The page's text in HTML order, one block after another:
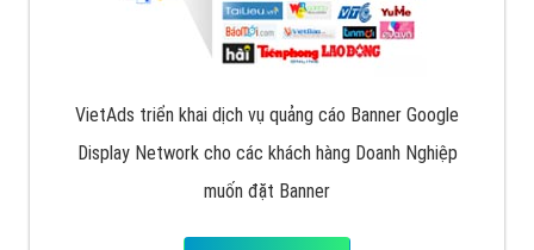
VietAds triển khai dịch vụ quảng cáo Banner Google
Display Network cho các khách hàng Doanh Nghiệp
muốn đặt Banner